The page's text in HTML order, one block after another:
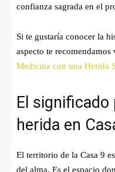
confianza sagrada en el
Si te gustaría conocer la
aspecto te recomendamos
Medicina con una Herida
El
herida en
El territorio de la Casa 9
del alma. Es el espacio